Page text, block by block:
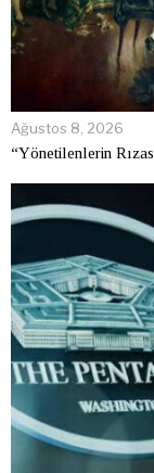
Ağustos 8, 2026
“Yönetilenlerin